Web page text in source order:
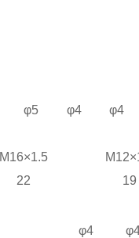
φ5 φ4 φ4
M16×1.5 M12
22
19
φ4